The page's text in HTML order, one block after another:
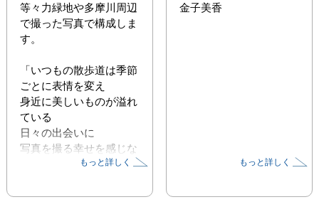
等々力緑地や多摩川周辺
で撮った写真で構成しま
す。
「いつもの散歩道は季節
ごとに表情を変え
身近に美しいものが溢れ
ている
日々の出会いに
写真を撮る幸せを感じな
に」
もっと詳しく
金子美香
もっと詳しく